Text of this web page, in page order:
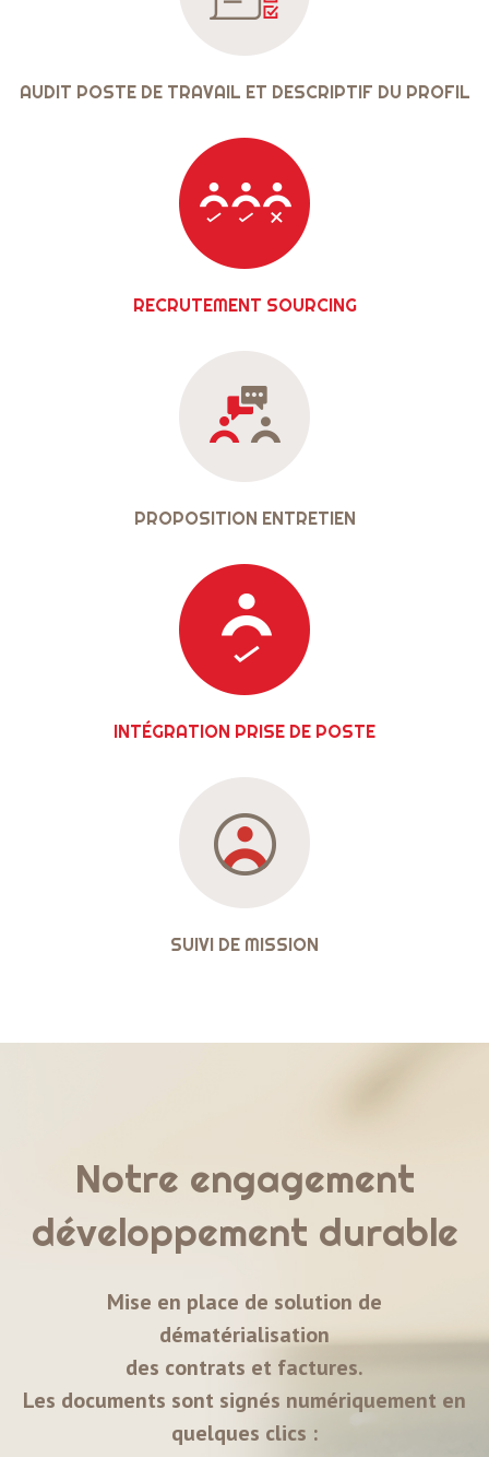
AUDIT POSTE DE TRAVAIL ET DESCRIPTIF DU PROFIL
RECRUTEMENT SOURCING
PROPOSITION ENTRETIEN
INTÉGRATION PRISE DE POSTE
SUIVI DE MISSION
Notre engagement
développement durable
Mise en place de solution de
dématérialisation
des contrats et factures.
Les documents sont signés numériquement en
quelques clics :